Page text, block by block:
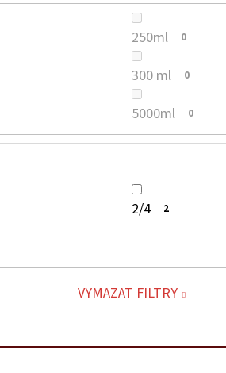
250ml 0
300 ml 0
5000ml 0
2/4 2
VYMAZAT FILTRY